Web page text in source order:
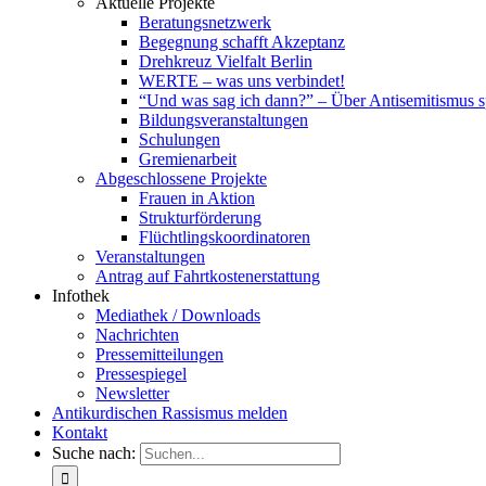
Beratungsnetzwerk
Begegnung schafft Akzeptanz
Drehkreuz Vielfalt Berlin
WERTE – was uns verbindet!
“Und was sag ich dann?” – Über Antisemitismus
Bildungsveranstaltungen
Schulungen
Gremienarbeit
Abgeschlossene Projekte
Frauen in Aktion
Strukturförderung
Flüchtlingskoordinatoren
Veranstaltungen
Antrag auf Fahrtkostenerstattung
Infothek
Mediathek / Downloads
Nachrichten
Pressemitteilungen
Pressespiegel
Newsletter
Antikurdischen Rassismus melden
Kontakt
Suche nach: